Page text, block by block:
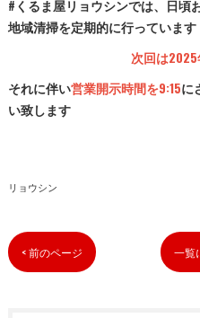
#くるま屋リョウシンでは、日頃
地域清掃を定期的に行っています
次回は
それに伴い営業開示時間を9:15に
い致します
リョウシン
< 前のページ 一覧